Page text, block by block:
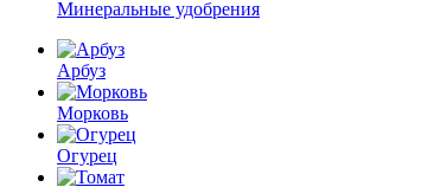
Минеральные удобрения
Арбуз
Морковь
Огурец